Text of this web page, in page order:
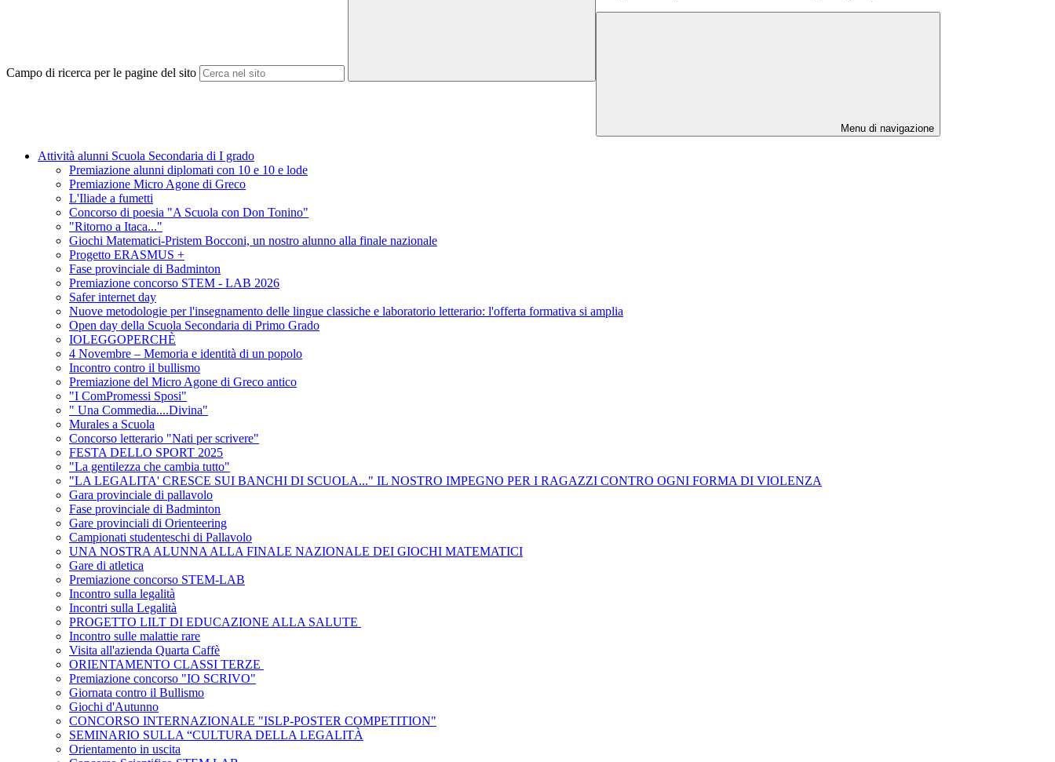
Campo di ricerca per le pagine del sito
Menu di navigazione
Attività alunni Scuola Secondaria di I grado
Premiazione alunni diplomati con 10 e 10 e lode
Premiazione Micro Agone di Greco
L'Iliade a fumetti
Concorso di poesia "A Scuola con Don Tonino"
"Ritorno a Itaca..."
Giochi Matematici-Pristem Bocconi, un nostro alunno alla finale nazionale
Progetto ERASMUS +
Fase provinciale di Badminton
Premiazione concorso STEM - LAB 2026
Safer internet day
Nuove metodologie per l'insegnamento delle lingue classiche e laboratorio letterario: l'offerta formativa si amplia
Open day della Scuola Secondaria di Primo Grado
IOLEGGOPERCHÈ
4 Novembre – Memoria e identità di un popolo
Incontro contro il bullismo
Premiazione del Micro Agone di Greco antico
"I ComPromessi Sposi"
" Una Commedia....Divina"
Murales a Scuola
Concorso letterario "Nati per scrivere"
FESTA DELLO SPORT 2025
"La gentilezza che cambia tutto"
"LA LEGALITA' CRESCE SUI BANCHI DI SCUOLA..." IL NOSTRO IMPEGNO PER I RAGAZZI CONTRO OGNI FORMA DI VIOLENZA
Gara provinciale di pallavolo
Fase provinciale di Badminton
Gare provinciali di Orienteering
Campionati studenteschi di Pallavolo
UNA NOSTRA ALUNNA ALLA FINALE NAZIONALE DEI GIOCHI MATEMATICI
Gare di atletica
Premiazione concorso STEM-LAB
Incontro sulla legalità
Incontri sulla Legalità
PROGETTO LILT DI EDUCAZIONE ALLA SALUTE
Incontro sulle malattie rare
Visita all'azienda Quarta Caffè
ORIENTAMENTO CLASSI TERZE
Premiazione concorso "IO SCRIVO"
Giornata contro il Bullismo
Giochi d'Autunno
CONCORSO INTERNAZIONALE "ISLP-POSTER COMPETITION"
SEMINARIO SULLA “CULTURA DELLA LEGALITÀ
Orientamento in uscita